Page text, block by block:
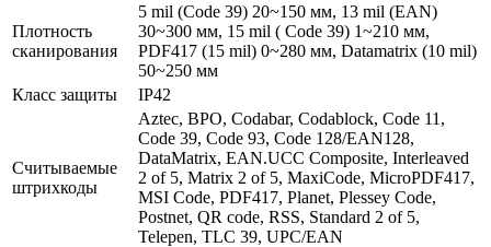
Плотность
сканирования
5 mil (Code 39) 20~150 мм, 13 mil (EAN)
30~300 мм, 15 mil ( Code 39) 1~210 мм,
PDF417 (15 mil) 0~280 мм, Datamatrix (10 mil)
50~250 мм
Класс защиты
IP42
Считываемые
штрихкоды
Aztec, BPO, Codabar, Codablock, Code 11,
Code 39, Code 93, Code 128/EAN128,
DataMatrix, EAN.UCC Composite, Interleaved
2 of 5, Matrix 2 of 5, MaxiCode, MicroPDF417,
MSI Code, PDF417, Planet, Plessey Code,
Postnet, QR code, RSS, Standard 2 of 5,
Telepen, TLC 39, UPC/EAN